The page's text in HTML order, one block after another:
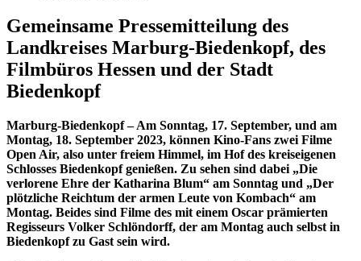
Gemeinsame Pressemitteilung des
Landkreises Marburg-Biedenkopf, des
Filmbüros Hessen und der Stadt
Biedenkopf
Marburg-Biedenkopf – Am Sonntag, 17. September, und am
Montag, 18. September 2023, können Kino-Fans zwei Filme
Open Air, also unter freiem Himmel, im Hof des kreiseigenen
Schlosses Biedenkopf genießen. Zu sehen sind dabei „Die
verlorene Ehre der Katharina Blum“ am Sonntag und „Der
plötzliche Reichtum der armen Leute von Kombach“ am
Montag. Beides sind Filme des mit einem Oscar prämierten
Regisseurs Volker Schlöndorff, der am Montag auch selbst in
Biedenkopf zu Gast sein wird.